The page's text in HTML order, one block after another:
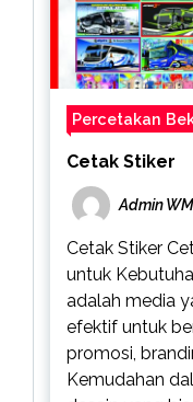
Percetakan
Cetak Stiker
Admin WM
Cetak Stiker
untuk
adalah media
efektif untuk
promosi,
Kemudahan